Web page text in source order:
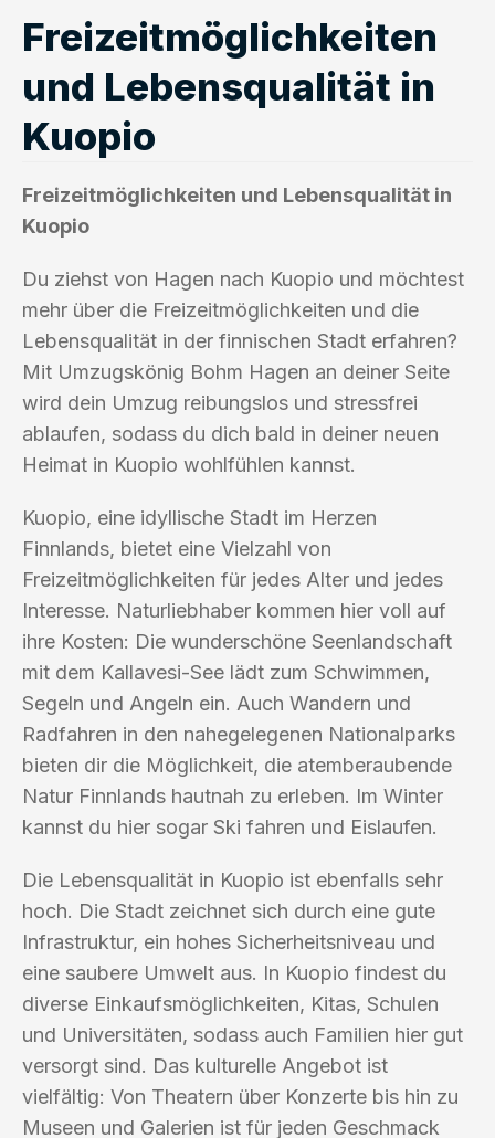
Freizeitmöglichkeiten
und Lebensqualität in
Kuopio
Freizeitmöglichkeiten und Lebensqualität in
Kuopio
Du ziehst von Hagen nach Kuopio und möchtest
mehr über die Freizeitmöglichkeiten und die
Lebensqualität in der finnischen Stadt erfahren?
Mit Umzugskönig Bohm Hagen an deiner Seite
wird dein Umzug reibungslos und stressfrei
ablaufen, sodass du dich bald in deiner neuen
Heimat in Kuopio wohlfühlen kannst.
Kuopio, eine idyllische Stadt im Herzen
Finnlands, bietet eine Vielzahl von
Freizeitmöglichkeiten für jedes Alter und jedes
Interesse. Naturliebhaber kommen hier voll auf
ihre Kosten: Die wunderschöne Seenlandschaft
mit dem Kallavesi-See lädt zum Schwimmen,
Segeln und Angeln ein. Auch Wandern und
Radfahren in den nahegelegenen Nationalparks
bieten dir die Möglichkeit, die atemberaubende
Natur Finnlands hautnah zu erleben. Im Winter
kannst du hier sogar Ski fahren und Eislaufen.
Die Lebensqualität in Kuopio ist ebenfalls sehr
hoch. Die Stadt zeichnet sich durch eine gute
Infrastruktur, ein hohes Sicherheitsniveau und
eine saubere Umwelt aus. In Kuopio findest du
diverse Einkaufsmöglichkeiten, Kitas, Schulen
und Universitäten, sodass auch Familien hier gut
versorgt sind. Das kulturelle Angebot ist
vielfältig: Von Theatern über Konzerte bis hin zu
Museen und Galerien ist für jeden Geschmack